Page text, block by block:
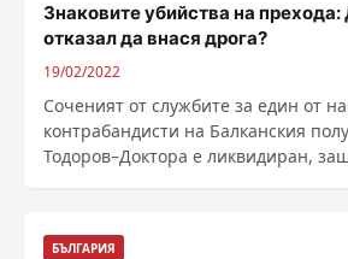
Знаковите убийства на прехода:
отказал да внася дрога?
19/02/2022
Соченият от службите за един от
контрабандисти на Балканския
Тодоров–Доктора е ликвидиран,
БЪЛГАРИЯ